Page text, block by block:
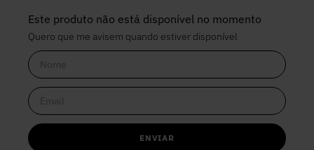
Este produto não está disponível no momento
Quero que me avisem quando estiver disponível
ENVIAR